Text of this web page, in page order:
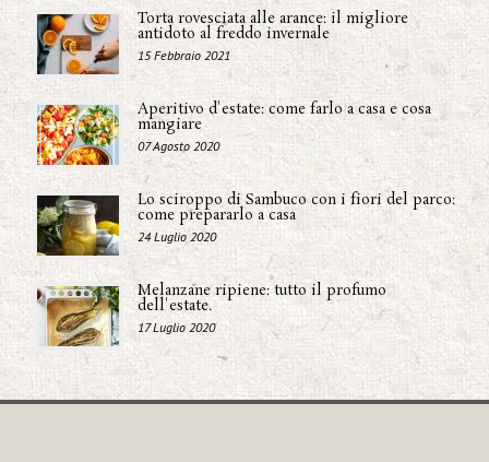
Torta rovesciata alle arance: il migliore
antidoto al freddo invernale
15 Febbraio 2021
Aperitivo d'estate: come farlo a casa e cosa
mangiare
07 Agosto 2020
Lo sciroppo di Sambuco con i fiori del parco:
come prepararlo a casa
24 Luglio 2020
Melanzane ripiene: tutto il profumo
dell'estate.
17 Luglio 2020